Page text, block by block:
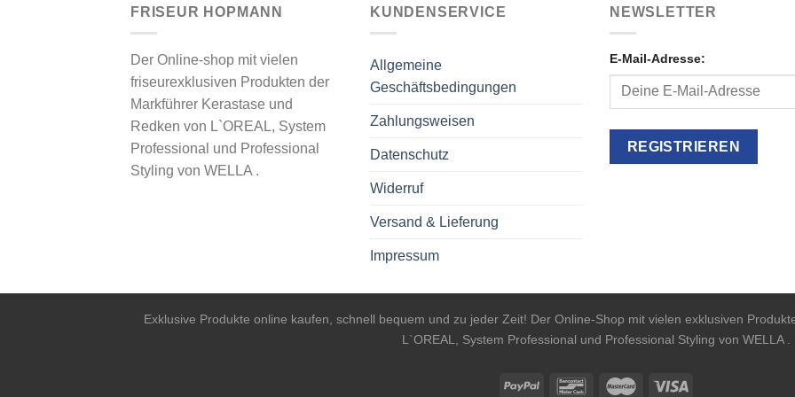
FRISEUR HOPMANN
Der Online-shop mit vielen
friseurexklusiven Produkten der
Markführer Kerastase und
Redken von L`OREAL, System
Professional und Professional
Styling von WELLA .
KUNDENSERVICE
Allgemeine
Geschäftsbedingungen
Zahlungsweisen
Datenschutz
Widerruf
Versand & Lieferung
Impressum
NEWSLETTER
E-Mail-Adresse:
Exklusive Produkte online kaufen, schnell bequem und zu jeder Zeit! Der Online-Shop mit vielen exklusiven
L`OREAL, System Professional und Professional Styling von WELLA .